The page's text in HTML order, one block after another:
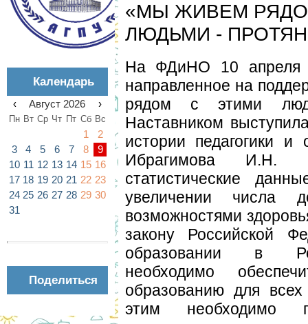
Календарь
‹ Август 2026 ›
Пн Вт Ср Чт Пт Сб Вс
1
2
3
4 5 6 7 8
9
10 11 12 13 14 15 16
17 18 19 20 21 22 23
24 25 26 27 28 29 30
31
Поделиться
«МЫ ЖИВЕМ
ЛЮДЬМИ -
На ФДиНО 10 апреля
направленное на
рядом с этими
Наставником
истории педагогики и
Ибрагимова И.Н.
статистические
увеличении числа
возможностями
закону Российской
образовании в
необходимо
образованию для
этим необходимо